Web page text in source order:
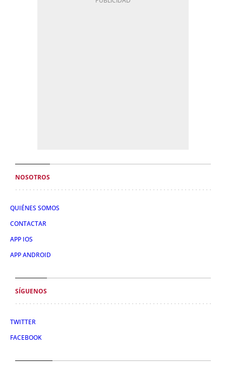
NOSOTROS
QUIÉNES SOMOS
CONTACTAR
APP IOS
APP ANDROID
SÍGUENOS
TWITTER
FACEBOOK